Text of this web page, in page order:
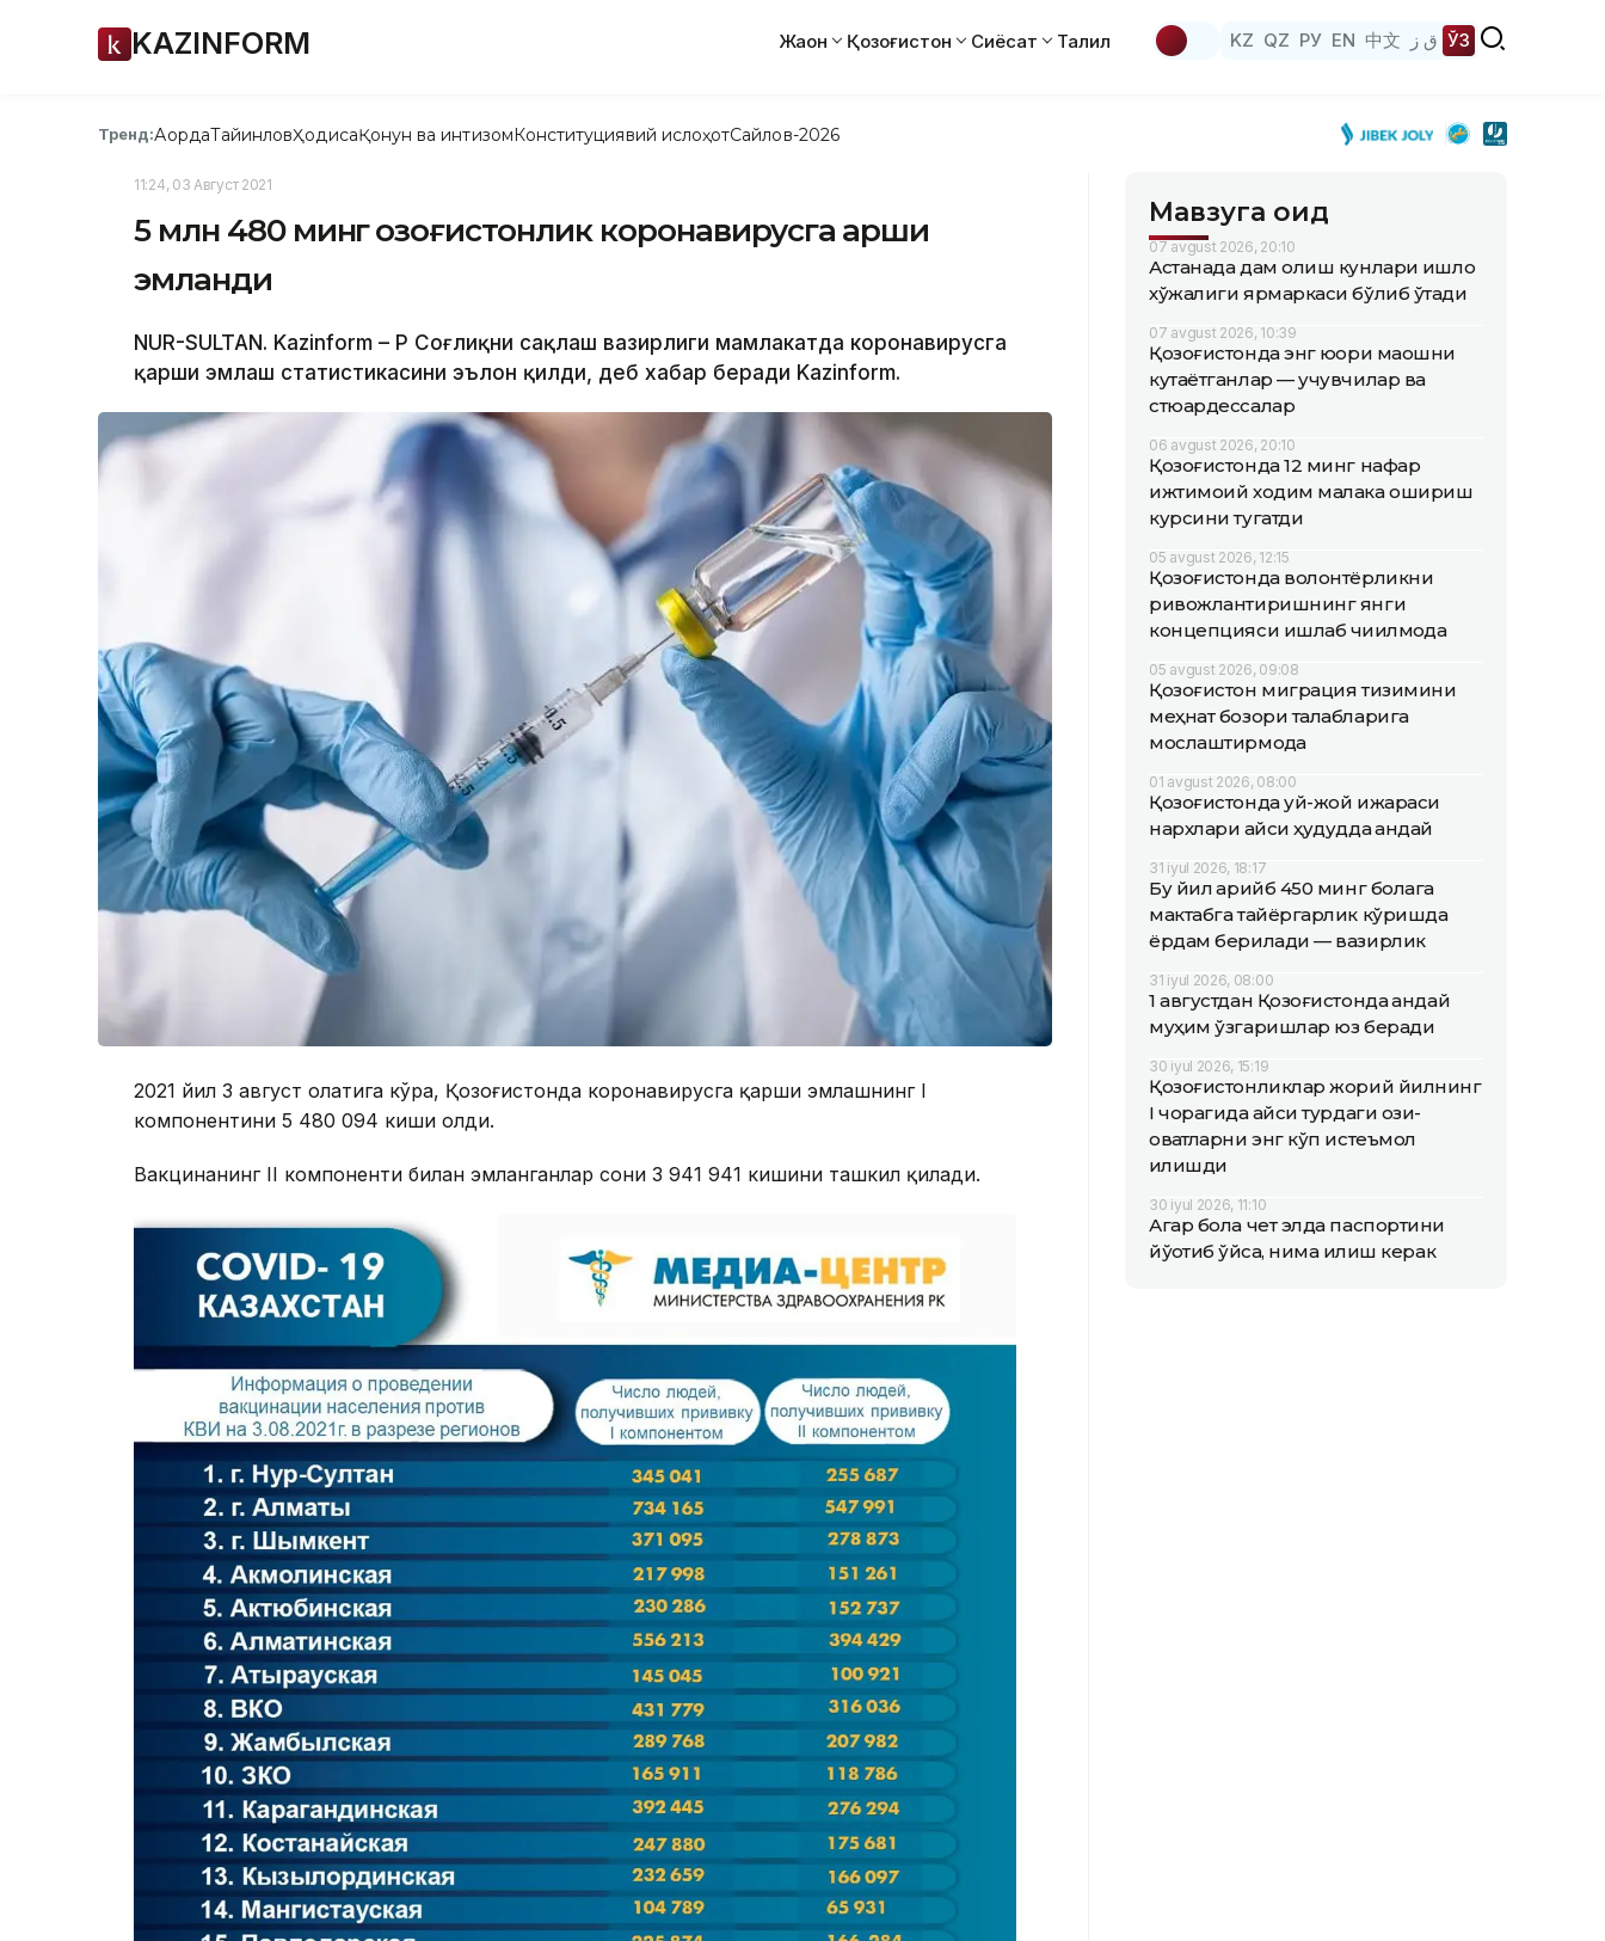
KAZINFORM Жаҳон Қозоғистон Сиёсат Таҳлил KZ QZ РУ EN 中文 ق ز ЎЗ
Тренд:АқордаТайинловҲодисаҚонун ва интизомКонституциявий ислоҳотСайлов-2026
11:24, 03 Август 2021
5 млн 480 минг қозоғистонлик коронавирусга қарши
эмланди
NUR-SULTAN. Kazinform – ҚР Соғлиқни сақлаш вазирлиги мамлакатда коронавирусга
қарши эмлаш статистикасини эълон қилди, деб хабар беради Kazinform.
2021 йил 3 август ҳолатига кўра, Қозоғистонда коронавирусга қарши эмлашнинг I
компонентини 5 480 094 киши олди.
Вакцинанинг II компоненти билан эмланганлар сони 3 941 941 кишини ташкил қилади.
Мавзуга оид
07 avgust 2026, 20:10
Астанада дам олиш кунлари қишлоқ
хўжалиги ярмаркаси бўлиб ўтади
07 avgust 2026, 10:39
Қозоғистонда энг юқори маошни
кутаётганлар — учувчилар ва
стюардессалар
06 avgust 2026, 20:10
Қозоғистонда 12 минг нафар
ижтимоий ходим малака ошириш
курсини тугатди
05 avgust 2026, 12:15
Қозоғистонда волонтёрликни
ривожлантиришнинг янги
концепцияси ишлаб чиқилмоқда
05 avgust 2026, 09:08
Қозоғистон миграция тизимини
меҳнат бозори талабларига
мослаштирмоқда
01 avgust 2026, 08:00
Қозоғистонда уй-жой ижараси
нархлари қайси ҳудудда қандай
31 iyul 2026, 18:17
Бу йил қарийб 450 минг болага
мактабга тайёргарлик кўришда
ёрдам берилади — вазирлик
31 iyul 2026, 08:00
1 августдан Қозоғистонда қандай
муҳим ўзгаришлар юз беради
30 iyul 2026, 15:19
Қозоғистонликлар жорий йилнинг
I чорагида қайси турдаги озиқ-
овқатларни энг кўп истеъмол
қилишди
30 iyul 2026, 11:10
Агар бола чет элда паспортини
йўқотиб қўйса, нима қилиш керак